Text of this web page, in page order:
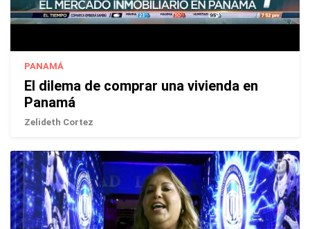
PANAMÁ
El dilema de comprar una vivienda en
Panamá
Zelideth Cortez